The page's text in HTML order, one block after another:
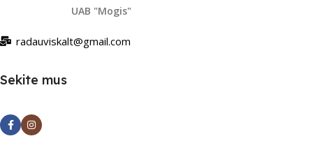
UAB "Mogis"
radauviskalt@gmail.com
Sekite mus